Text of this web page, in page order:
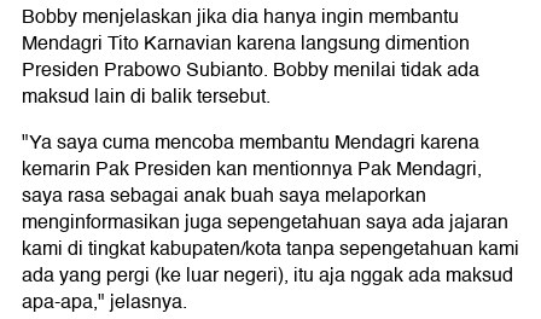
Bobby menjelaskan jika dia hanya ingin membantu
Mendagri Tito Karnavian karena langsung dimention
Presiden Prabowo Subianto. Bobby menilai tidak ada
maksud lain di balik tersebut.
"Ya saya cuma mencoba membantu Mendagri karena
kemarin Pak Presiden kan mentionnya Pak Mendagri,
saya rasa sebagai anak buah saya melaporkan
menginformasikan juga sepengetahuan saya ada jajaran
kami di tingkat kabupaten/kota tanpa sepengetahuan kami
ada yang pergi (ke luar negeri), itu aja nggak ada maksud
apa-apa," jelasnya.